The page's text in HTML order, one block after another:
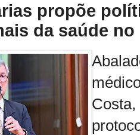
propõe
da saúde no